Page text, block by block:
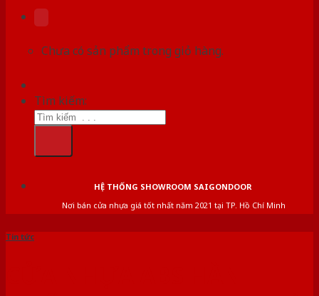
Chưa có sản phẩm trong giỏ hàng.
Tìm kiếm:
HỆ THỐNG SHOWROOM SAIGONDOOR
Nơi bán cửa nhựa giá tốt nhất năm 2021 tại TP. Hồ Chí Minh
Tin tức